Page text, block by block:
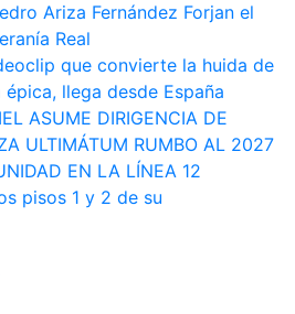
Ariza Fernández Forjan el
Real
que convierte la huida de
llega desde España
ASUME DIRIGENCIA DE
ULTIMÁTUM RUMBO AL 2027
EN LA LÍNEA 12
pisos 1 y 2 de su